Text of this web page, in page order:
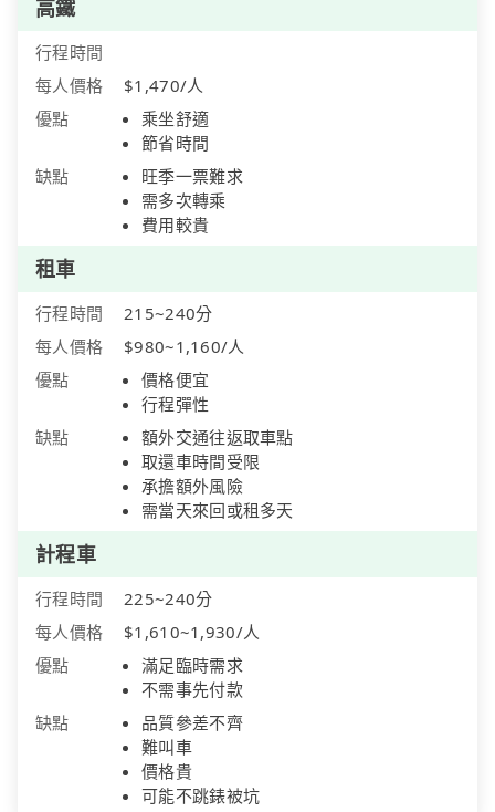
高鐵
行程時間
每人價格
$1,470/人
優點
乘坐舒適
節省時間
缺點
旺季一票難求
需多次轉乘
費用較貴
租車
行程時間
215~240分
每人價格
$980~1,160/人
優點
價格便宜
行程彈性
缺點
額外交通往返取車點
取還車時間受限
承擔額外風險
需當天來回或租多天
計程車
行程時間
225~240分
每人價格
$1,610~1,930/人
優點
滿足臨時需求
不需事先付款
缺點
品質參差不齊
難叫車
價格貴
可能不跳錶被坑